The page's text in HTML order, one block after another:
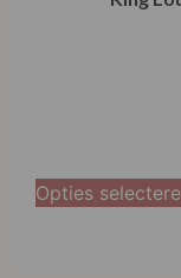
Opties